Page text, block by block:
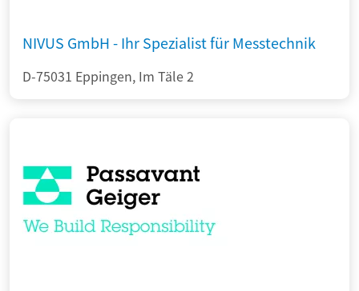
NIVUS GmbH - Ihr Spezialist für Messtechnik
D-75031 Eppingen, Im Täle 2